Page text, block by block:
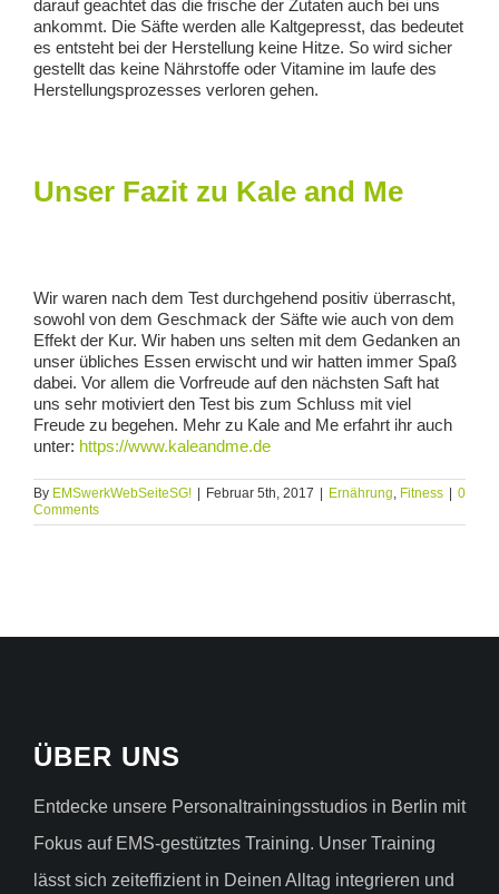
darauf geachtet das die frische der Zutaten auch bei uns
ankommt. Die Säfte werden alle Kaltgepresst, das bedeutet
es entsteht bei der Herstellung keine Hitze. So wird sicher
gestellt das keine Nährstoffe oder Vitamine im laufe des
Herstellungsprozesses verloren gehen.
Unser Fazit zu Kale and Me
Wir waren nach dem Test durchgehend positiv überrascht,
sowohl von dem Geschmack der Säfte wie auch von dem
Effekt der Kur. Wir haben uns selten mit dem Gedanken an
unser übliches Essen erwischt und wir hatten immer Spaß
dabei. Vor allem die Vorfreude auf den nächsten Saft hat
uns sehr motiviert den Test bis zum Schluss mit viel
Freude zu begehen. Mehr zu Kale and Me erfahrt ihr auch
unter: https://www.kaleandme.de
By EMSwerkWebSeiteSG! Februar 5th, 2017 Ernährung, Fitness
0
Comments
ÜBER UNS
Entdecke unsere Personaltrainingsstudios in Berlin mit
Fokus auf EMS-gestütztes Training. Unser Training
lässt sich zeiteffizient in Deinen Alltag integrieren und